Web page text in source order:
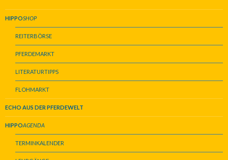
HIPPOSHOP
REITERBÖRSE
PFERDEMARKT
LITERATURTIPPS
FLOHMARKT
ECHO AUS DER PFERDEWELT
HIPPOAGENDA
TERMINKALENDER